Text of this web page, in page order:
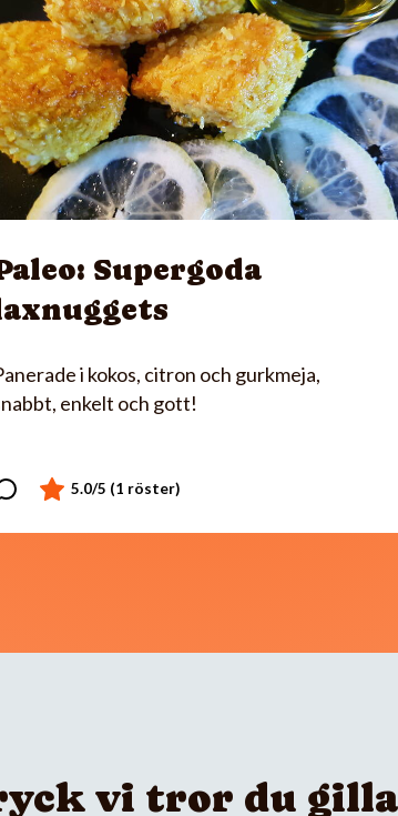
Supergoda
i kokos, citron och gurkmeja,
enkelt och gott!
vi tror du